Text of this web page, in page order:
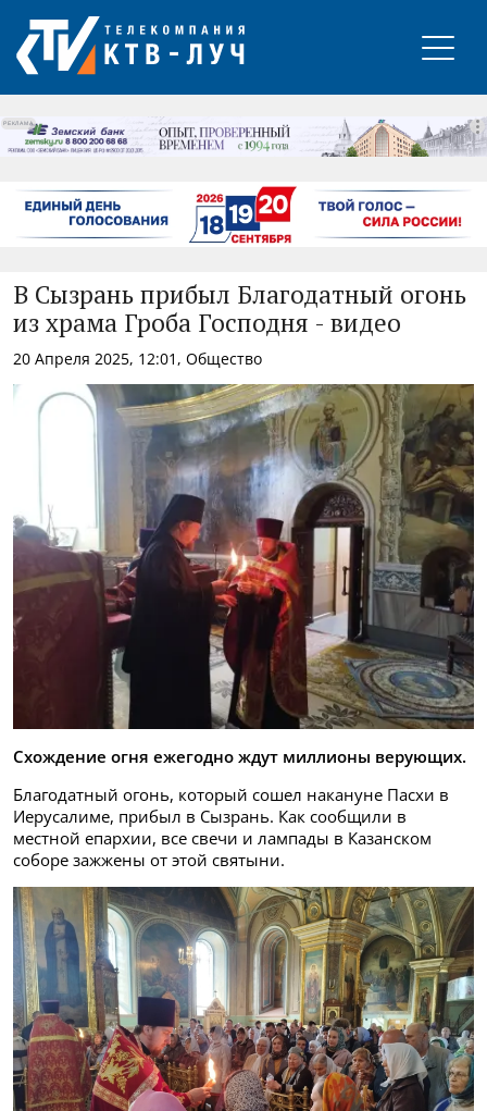
РЕКЛАМА
В Сызрань прибыл Благодатный огонь
из храма Гроба Господня - видео
20 Апреля 2025, 12:01, Общество
Схождение огня ежегодно ждут миллионы верующих.
Благодатный огонь, который сошел накануне Пасхи в
Иерусалиме, прибыл в Сызрань. Как сообщили в
местной епархии, все свечи и лампады в Казанском
соборе зажжены от этой святыни.